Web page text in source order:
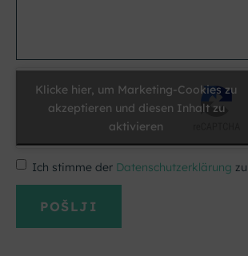
Klicke hier, um Marketing-Cookies zu
akzeptieren und diesen Inhalt zu
aktivieren
Ich stimme der Datenschutzerklärung zu